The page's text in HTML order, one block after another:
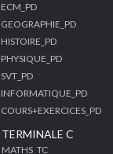
ECM_PD
GEOGRAPHIE_PD
HISTOIRE_PD
PHYSIQUE_PD
SVT_PD
INFORMATIQUE_PD
COURS+EXERCICES_PD
TERMINALE C
MATHS_TC